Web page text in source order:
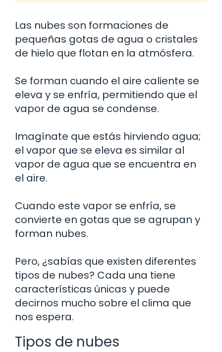
Las nubes son formaciones de
pequeñas gotas de agua o cristales
de hielo que flotan en la atmósfera.
Se forman cuando el aire caliente se
eleva y se enfría, permitiendo que el
vapor de agua se condense.
Imagínate que estás hirviendo agua;
el vapor que se eleva es similar al
vapor de agua que se encuentra en
el aire.
Cuando este vapor se enfría, se
convierte en gotas que se agrupan y
forman nubes.
Pero, ¿sabías que existen diferentes
tipos de nubes? Cada una tiene
características únicas y puede
decirnos mucho sobre el clima que
nos espera.
Tipos de nubes